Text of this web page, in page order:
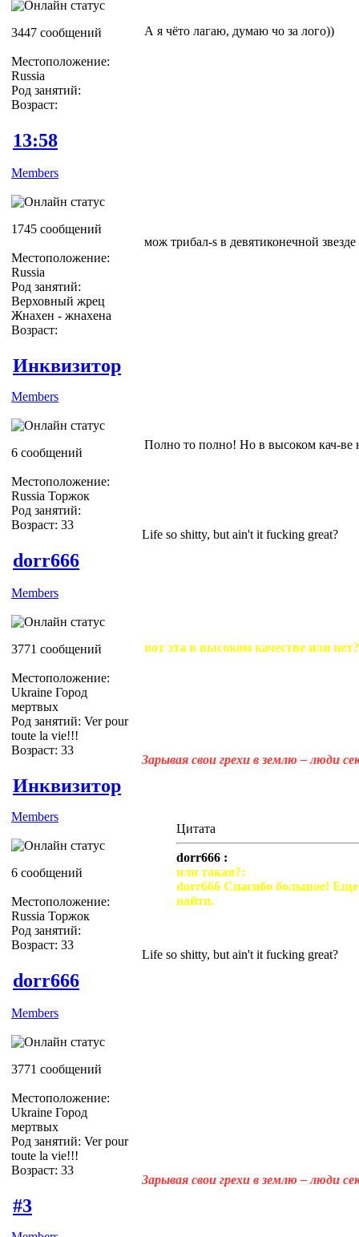
3447 сообщений
Местоположение:
Russia
Род занятий:
Возраст:
А я чёто лагаю, думаю чо за лого))
13:58
Members
1745 сообщений
Местоположение:
Russia
Род занятий:
Верховный жрец
Жнахен - жнахена
Возраст:
мож трибал-s в девятиконечной звезде
Инквизитор
Members
6 сообщений
Местоположение:
Russia Торжок
Род занятий:
Возраст: 33
Полно то полно! Но в высоком кач-ве
Life so shitty, but ain't it fucking great?
dorr666
Members
3771 сообщений
Местоположение:
Ukraine Город
мертвых
Род занятий: Ver pour
toute la vie!!!
Возраст: 33
вот эта в высоком качестве или
Зарывая свои грехи в землю – люди
Инквизитор
Members
6 сообщений
Местоположение:
Russia Торжок
Род занятий:
Возраст: 33
Цитата
dorr666 :
или такая?:
dorr666 Спасибо большое!
найти.
Life so shitty, but ain't it fucking great?
dorr666
Members
3771 сообщений
Местоположение:
Ukraine Город
мертвых
Род занятий: Ver pour
toute la vie!!!
Возраст: 33
Зарывая свои грехи в землю – люди
#3